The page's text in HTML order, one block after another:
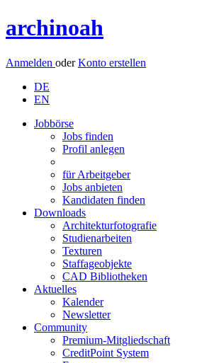
archinoah
Anmelden oderKonto erstellen
DE
EN
Jobbörse
Jobs finden
Profil anlegen
für Arbeitgeber
Jobs anbieten
Kandidaten finden
Downloads
Architekturfotografie
Studienarbeiten
Texturen
Staffageobjekte
CAD Bibliotheken
Aktuelles
Kalender
Newsletter
Community
Premium-Mitgliedschaft
CreditPoint System